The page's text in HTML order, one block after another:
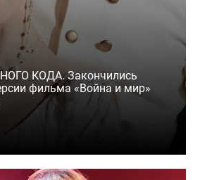
КОДА. Закончились
фильма «Война и мир»